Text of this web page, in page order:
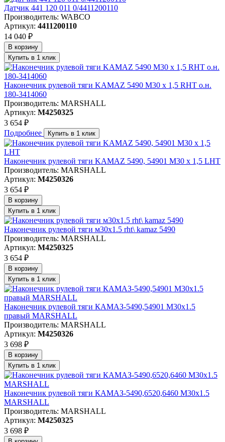
Датчик 441 120 011 0/4411200110
Производитель: WABCO
Артикул: 4411200110
14 040 ₽
В корзину
Купить в 1 клик
Наконечник рулевой тяги KAMAZ 5490 М30 х 1,5 RHT о.н.
180-3414060
Производитель: MARSHALL
Артикул: M4250325
3 654 ₽
Подробнее
Купить в 1 клик
Наконечник рулевой тяги KAMAZ 5490, 54901 М30 х 1,5 LHT
Производитель: MARSHALL
Артикул: M4250326
3 654 ₽
В корзину
Купить в 1 клик
Наконечник рулевой тяги м30х1.5 rht\ kamaz 5490
Производитель: MARSHALL
Артикул: M4250325
3 654 ₽
В корзину
Купить в 1 клик
Наконечник рулевой тяги КАМАЗ-5490,54901 М30х1.5
правый MARSHALL
Производитель: MARSHALL
Артикул: M4250326
3 698 ₽
В корзину
Купить в 1 клик
Наконечник рулевой тяги КАМАЗ-5490,6520,6460 М30х1.5
MARSHALL
Производитель: MARSHALL
Артикул: M4250325
3 698 ₽